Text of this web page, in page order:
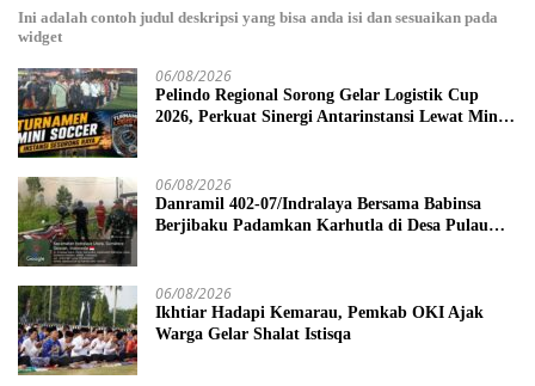
Ini adalah contoh judul deskripsi yang bisa anda isi dan sesuaikan pada
widget
06/08/2026
Pelindo Regional Sorong Gelar Logistik Cup
2026, Perkuat Sinergi Antarinstansi Lewat Mini
06/08/2026
Danramil 402-07/Indralaya Bersama Babinsa
Berjibaku Padamkan Karhutla di Desa Pulau
06/08/2026
Ikhtiar Hadapi Kemarau, Pemkab OKI Ajak
Warga Gelar Shalat Istisqa